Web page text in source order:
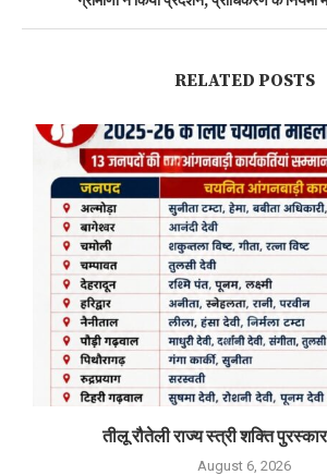
RELATED POSTS
तीलू रौतेली राज्य स्त्री शक्ति
August 6, 2026